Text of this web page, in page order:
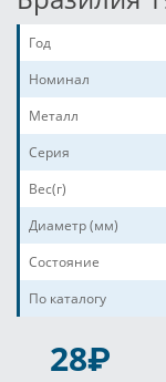
Год
Номинал
Металл
Серия
Вес(г)
Диаметр (мм)
Состояние
По каталогу
28P